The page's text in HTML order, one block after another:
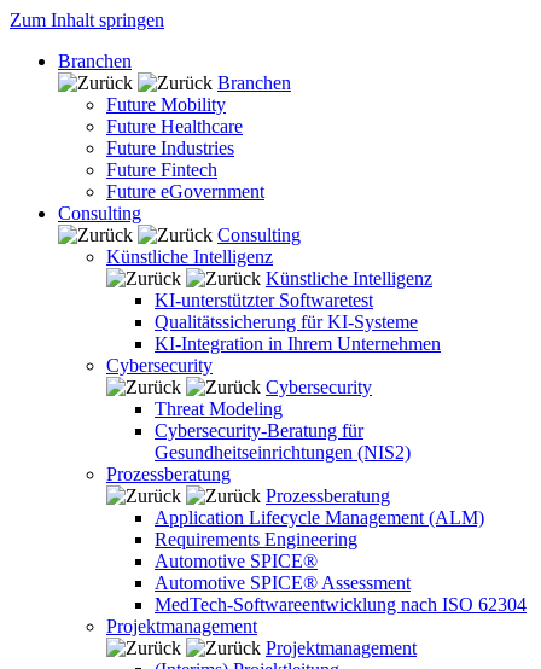
Zum Inhalt springen
Branchen
Branchen
Future Mobility
Future Healthcare
Future Industries
Future Fintech
Future eGovernment
Consulting
Consulting
Künstliche Intelligenz
Künstliche Intelligenz
KI-unterstützter Softwaretest
Qualitätssicherung für KI-Systeme
KI-Integration in Ihrem Unternehmen
Cybersecurity
Cybersecurity
Threat Modeling
Cybersecurity-Beratung für
Gesundheitseinrichtungen (NIS2)
Prozessberatung
Prozessberatung
Application Lifecycle Management (ALM)
Requirements Engineering
Automotive SPICE®
Automotive SPICE® Assessment
MedTech-Softwareentwicklung nach ISO 62304
Projektmanagement
Projektmanagement